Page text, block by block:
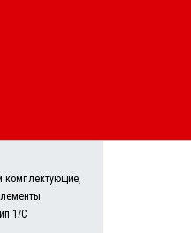
комплектующие,
1/С